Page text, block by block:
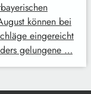
können bei
eingereicht
gelungene …